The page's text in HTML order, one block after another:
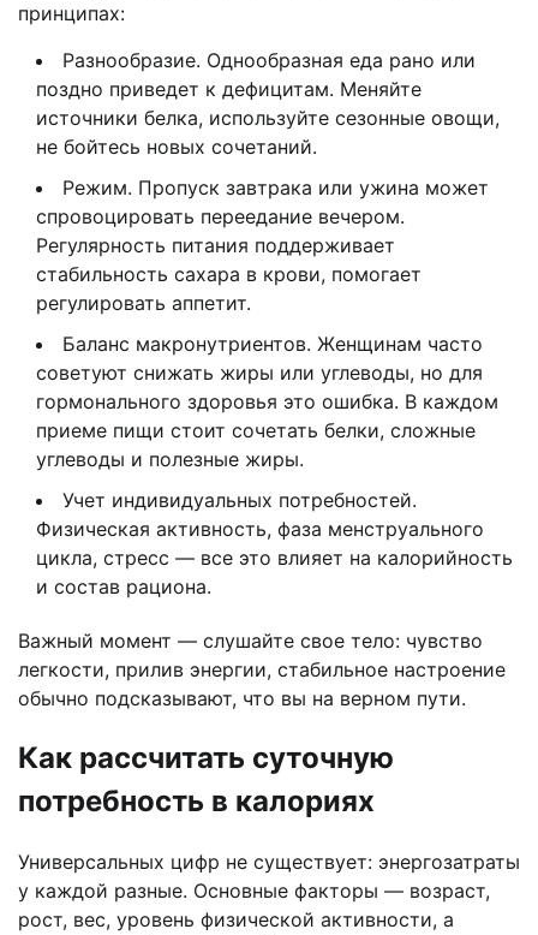
принципах:
Разнообразие. Однообразная еда рано или
поздно приведет к дефицитам. Меняйте
источники белка, используйте сезонные овощи,
не бойтесь новых сочетаний.
Режим. Пропуск завтрака или ужина может
спровоцировать переедание вечером.
Регулярность питания поддерживает
стабильность сахара в крови, помогает
регулировать аппетит.
Баланс макронутриентов. Женщинам часто
советуют снижать жиры или углеводы, но для
гормонального здоровья это ошибка. В каждом
приеме пищи стоит сочетать белки, сложные
углеводы и полезные жиры.
Учет индивидуальных потребностей.
Физическая активность, фаза менструального
цикла, стресс — все это влияет на калорийность
и состав рациона.
Важный момент — слушайте свое тело: чувство
легкости, прилив энергии, стабильное настроение
обычно подсказывают, что вы на верном пути.
Как рассчитать суточную
потребность в калориях
Универсальных цифр не существует: энергозатраты
у каждой разные. Основные факторы — возраст,
рост, вес, уровень физической активности, а